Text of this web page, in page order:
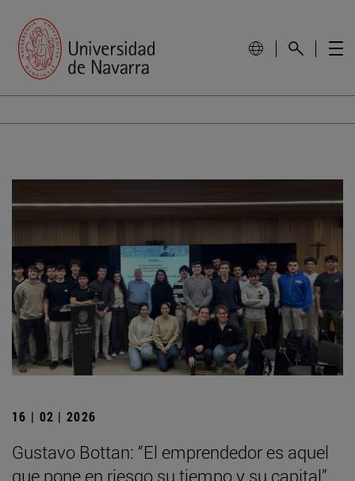
16 | 02 | 2026
Gustavo Bottan: “El emprendedor es aquel
que pone en riesgo su tiempo y su capital”